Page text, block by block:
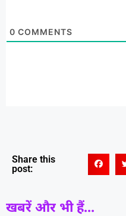
0 COMMENTS
Share this
post:
खबरें और भी हैं...